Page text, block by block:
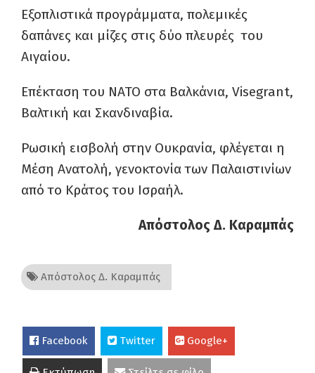
Εξοπλιστικά προγράμματα, πολεμικές
δαπάνες και μίζες στις δύο πλευρές του
Αιγαίου.
Επέκταση του ΝΑΤΟ στα Βαλκάνια, Visegrant,
Βαλτική και Σκανδιναβία.
Ρωσική εισβολή στην Ουκρανία, φλέγεται η
Μέση Ανατολή, γενοκτονία των Παλαιστινίων
από το Κράτος του Ισραήλ.
Απόστολος Δ. Καραμπάς
Απόστολος Δ. Καραμπάς
Facebook Twitter Google+